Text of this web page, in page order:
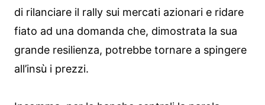
di rilanciare il rally sui mercati azionari e ridare
fiato ad una domanda che, dimostrata la sua
grande resilienza, potrebbe tornare a spingere
all’insù i prezzi.